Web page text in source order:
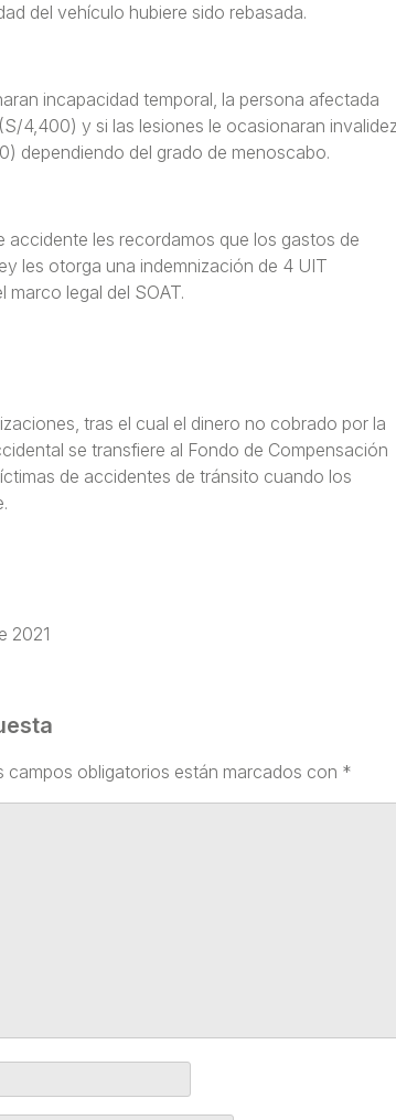
del vehículo hubiere sido rebasada.
incapacidad temporal, la persona afectada
4,400) y si las lesiones le ocasionaran
dependiendo del grado de menoscabo.
accidente les recordamos que los gastos de
les otorga una indemnización de 4 UIT
legal del SOAT.
tras el cual el dinero no cobrado por la
se transfiere al Fondo de Compensación
de accidentes de tránsito cuando los
2021
campos obligatorios están marcados con *